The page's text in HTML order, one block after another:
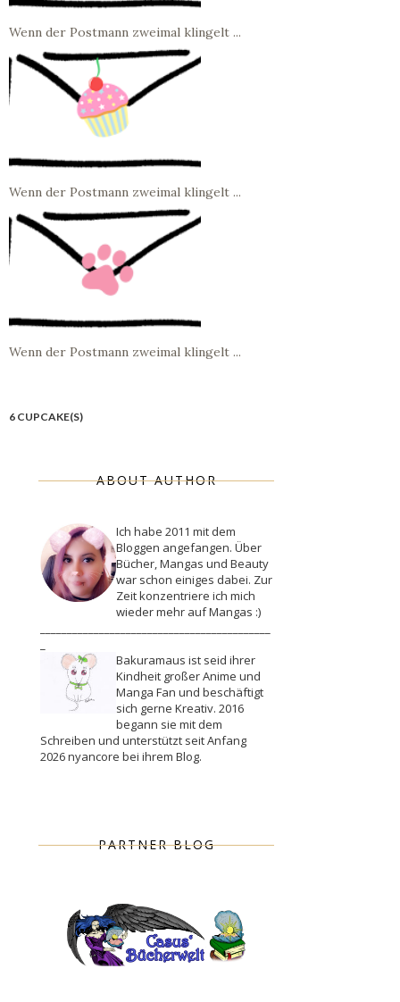
Wenn der Postmann zweimal klingelt ...
Wenn der Postmann zweimal klingelt ...
Wenn der Postmann zweimal klingelt ...
6 CUPCAKE(S)
ABOUT AUTHOR
Ich habe 2011 mit dem
Bloggen angefangen. Über
Bücher, Mangas und Beauty
war schon einiges dabei. Zur
Zeit konzentriere ich mich
wieder mehr auf Mangas :)
Bakuramaus ist seid ihrer
Kindheit großer Anime und
Manga Fan und beschäftigt
sich gerne Kreativ. 2016
begann sie mit dem
Schreiben und unterstützt seit Anfang
2026 nyancore bei ihrem Blog.
PARTNER BLOG